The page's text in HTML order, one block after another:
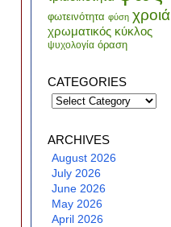
φωτεινότητα φύση χροιά
χρωματικός κύκλος
ψυχολογία όραση
CATEGORIES
Categories
ARCHIVES
August 2026
July 2026
June 2026
May 2026
April 2026